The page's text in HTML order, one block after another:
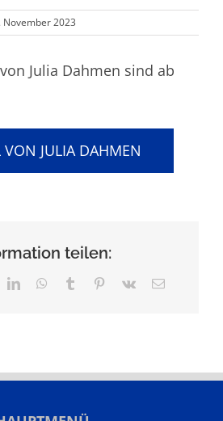
November 2023
Julia Dahmen sind ab
JULIA DAHMEN
teilen:
LinkedInWhatsApp
Tumblr Pinterest
Vk
E-